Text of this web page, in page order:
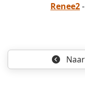
Renee2